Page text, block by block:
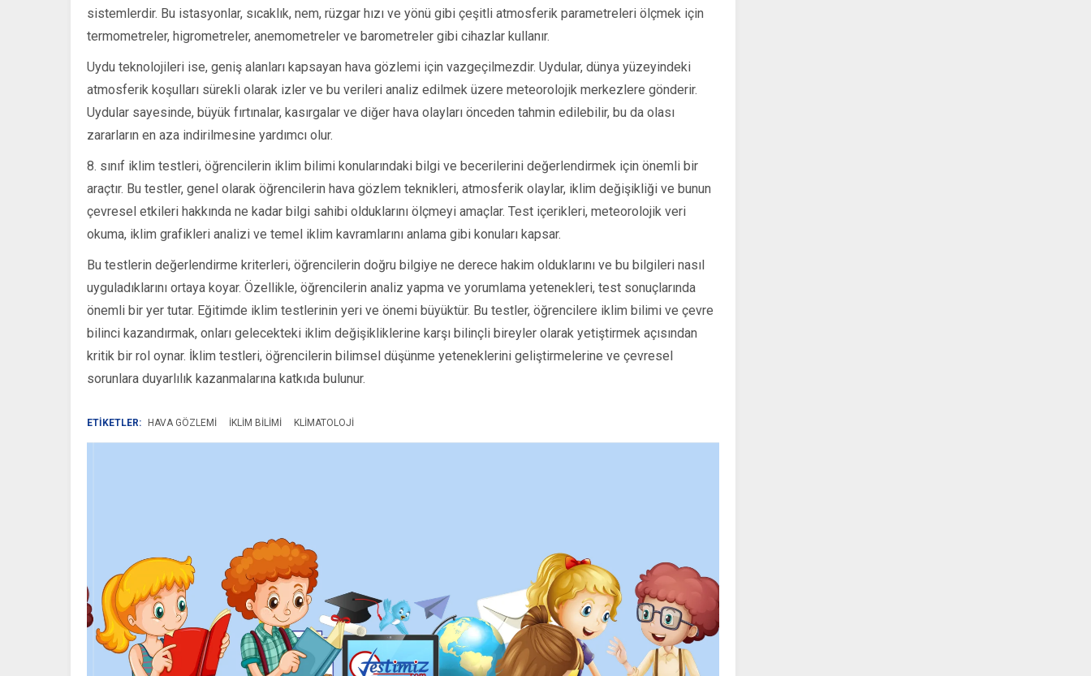
sistemlerdir. Bu istasyonlar, sıcaklık, nem, rüzgar hızı ve yönü gibi çeşitli atmosferik parametreleri ölçmek için
termometreler, higrometreler, anemometreler ve barometreler gibi cihazlar kullanır.
Uydu teknolojileri ise, geniş alanları kapsayan hava gözlemi için vazgeçilmezdir. Uydular, dünya yüzeyindeki
atmosferik koşulları sürekli olarak izler ve bu verileri analiz edilmek üzere meteorolojik merkezlere gönderir.
Uydular sayesinde, büyük fırtınalar, kasırgalar ve diğer hava olayları önceden tahmin edilebilir, bu da olası
zararların en aza indirilmesine yardımcı olur.
8. sınıf iklim testleri, öğrencilerin iklim bilimi konularındaki bilgi ve becerilerini değerlendirmek için önemli bir
araçtır. Bu testler, genel olarak öğrencilerin hava gözlem teknikleri, atmosferik olaylar, iklim değişikliği ve bunun
çevresel etkileri hakkında ne kadar bilgi sahibi olduklarını ölçmeyi amaçlar. Test içerikleri, meteorolojik veri
okuma, iklim grafikleri analizi ve temel iklim kavramlarını anlama gibi konuları kapsar.
Bu testlerin değerlendirme kriterleri, öğrencilerin doğru bilgiye ne derece hakim olduklarını ve bu bilgileri nasıl
uyguladıklarını ortaya koyar. Özellikle, öğrencilerin analiz yapma ve yorumlama yetenekleri, test sonuçlarında
önemli bir yer tutar. Eğitimde iklim testlerinin yeri ve önemi büyüktür. Bu testler, öğrencilere iklim bilimi ve çevre
bilinci kazandırmak, onları gelecekteki iklim değişikliklerine karşı bilinçli bireyler olarak yetiştirmek açısından
kritik bir rol oynar. İklim testleri, öğrencilerin bilimsel düşünme yeteneklerini geliştirmelerine ve çevresel
sorunlara duyarlılık kazanmalarına katkıda bulunur.
ETİKETLER: HAVA GÖZLEMI IKLIM BILIMI KLIMATOLOJI